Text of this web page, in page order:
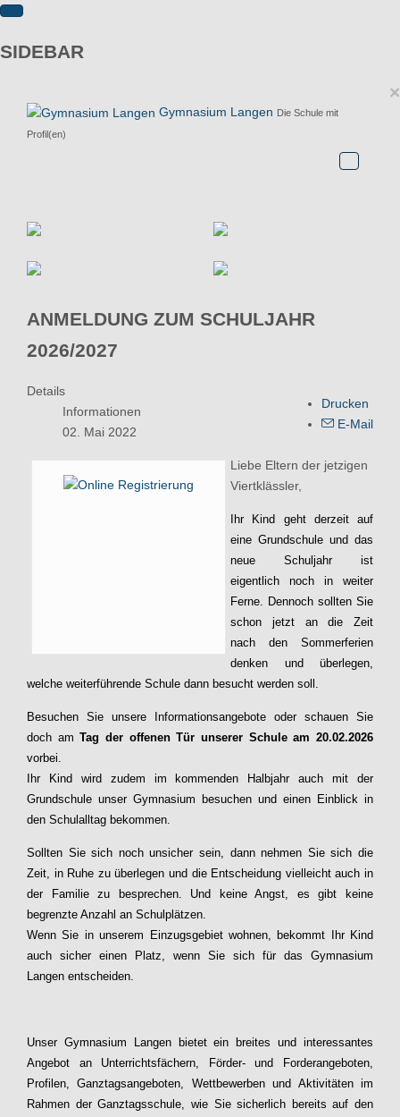
SIDEBAR
×
Gymnasium Langen Die Schule mit
Profil(en)
ANMELDUNG ZUM SCHULJAHR
2026/2027
Drucken
E-Mail
Details
Informationen
02. Mai 2022
Liebe Eltern der jetzigen
Viertklässler,
Ihr Kind geht derzeit auf
eine Grundschule und das
neue Schuljahr ist
eigentlich noch in weiter
Ferne. Dennoch sollten Sie
schon jetzt an die Zeit
nach den Sommerferien
denken und überlegen,
welche weiterführende Schule dann besucht werden soll.
Besuchen Sie unsere Informationsangebote oder schauen Sie
doch amTag der offenen Tür unserer Schule am 20.02.2026
vorbei.
Ihr Kind wird zudem im kommenden Halbjahr auch mit der
Grundschule unser Gymnasium besuchen und einen Einblick in
den Schulalltag bekommen.
Sollten Sie sich noch unsicher sein, dann nehmen Sie sich die
Zeit, in Ruhe zu überlegen und die Entscheidung vielleicht auch in
der Familie zu besprechen. Und keine Angst, es gibt keine
begrenzte Anzahl an Schulplätzen.
Wenn Sie in unserem Einzugsgebiet wohnen, bekommt Ihr Kind
auch sicher einen Platz, wenn Sie sich für das Gymnasium
Langen entscheiden.
Unser Gymnasium Langen bietet ein breites und interessantes
Angebot an Unterrichtsfächern, Förder- und Forderangeboten,
Profilen, Ganztagsangeboten, Wettbewerben und Aktivitäten im
Rahmen der Ganztagsschule, wie Sie sicherlich bereits auf den